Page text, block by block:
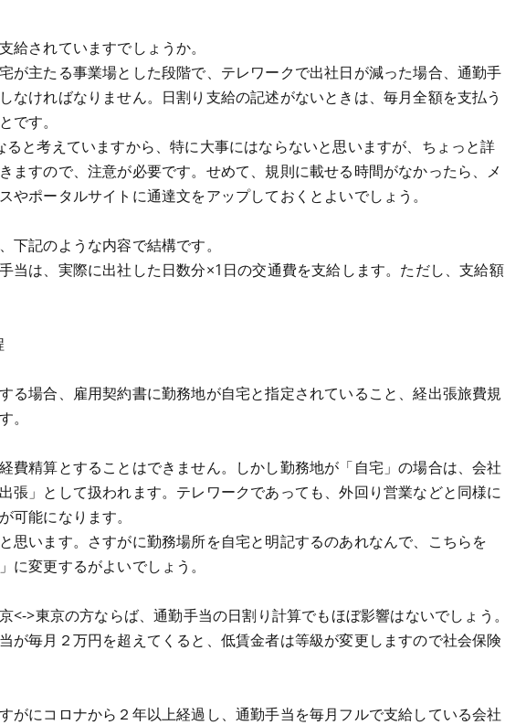
給されていますでしょうか。
が主たる事業場とした段階で、テレワークで出社日が減った場合、通勤手
なければなりません。日割り支給の記述がないときは、毎月全額を支払う
です。
と考えていますから、特に大事にはならないと思いますが、ちょっと詳
ますので、注意が必要です。せめて、規則に載せる時間がなかったら、メ
やポータルサイトに通達文をアップしておくとよいでしょう。
下記のような内容で結構です。
当は、実際に出社した日数分×1日の交通費を支給します。ただし、支給額
る場合、雇用契約書に勤務地が自宅と指定されていること、経出張旅費規
。
費精算とすることはできません。しかし勤務地が「自宅」の場合は、会社
張」として扱われます。テレワークであっても、外回り営業などと同様に
可能になります。
思います。さすがに勤務場所を自宅と明記するのあれなんで、こちらを
に変更するがよいでしょう。
<->東京の方ならば、通勤手当の日割り計算でもほぼ影響はないでしょう。
が毎月２万円を超えてくると、低賃金者は等級が変更しますので社会保険
がにコロナから２年以上経過し、通勤手当を毎月フルで支給している会社